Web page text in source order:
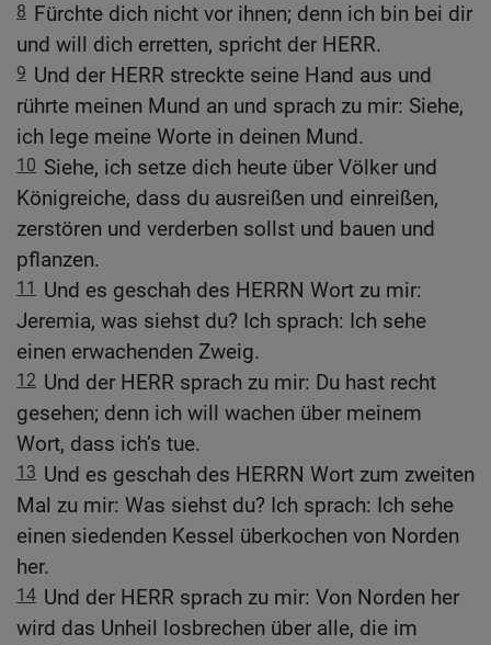
8 Fürchte dich nicht vor ihnen; denn ich bin bei dir
und will dich erretten, spricht der HERR.
9 Und der HERR streckte seine Hand aus und
rührte meinen Mund an und sprach zu mir: Siehe,
ich lege meine Worte in deinen Mund.
10 Siehe, ich setze dich heute über Völker und
Königreiche, dass du ausreißen und einreißen,
zerstören und verderben sollst und bauen und
pflanzen.
11
Und es geschah des HERRN Wort zu mir:
Jeremia, was siehst du? Ich sprach: Ich sehe
einen erwachenden Zweig.
12 Und der HERR sprach zu mir: Du hast recht
gesehen; denn ich will wachen über meinem
Wort, dass ich’s tue.
13 Und es geschah des HERRN Wort zum zweiten
Mal zu mir: Was siehst du? Ich sprach: Ich sehe
einen siedenden Kessel überkochen von Norden
her.
14 Und der HERR sprach zu mir: Von Norden her
wird das Unheil losbrechen über alle, die im